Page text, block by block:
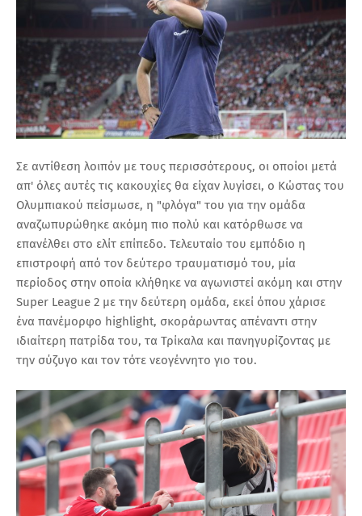
Σε αντίθεση λοιπόν με τους περισσότερους, οι οποίοι μετά
απ' όλες αυτές τις κακουχίες θα είχαν λυγίσει, ο Κώστας του
Ολυμπιακού πείσμωσε, η "φλόγα" του για την ομάδα
αναζωπυρώθηκε ακόμη πιο πολύ και κατόρθωσε να
επανέλθει στο ελίτ επίπεδο. Τελευταίο του εμπόδιο η
επιστροφή από τον δεύτερο τραυματισμό του, μία
περίοδος στην οποία κλήθηκε να αγωνιστεί ακόμη και στην
Super League 2 με την δεύτερη ομάδα, εκεί όπου χάρισε
ένα πανέμορφο highlight, σκοράρωντας απέναντι στην
ιδιαίτερη πατρίδα του, τα Τρίκαλα και πανηγυρίζοντας με
την σύζυγο και τον τότε νεογέννητο γιο του.